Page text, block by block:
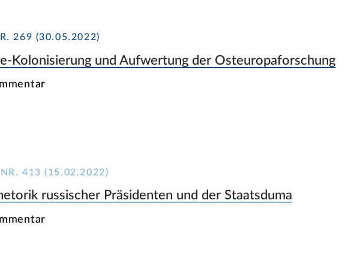
269 (30.05.2022)
Kolonisierung und Aufwertung der Osteuropaforschung
413 (15.02.2022)
russischer Präsidenten und der Staatsduma